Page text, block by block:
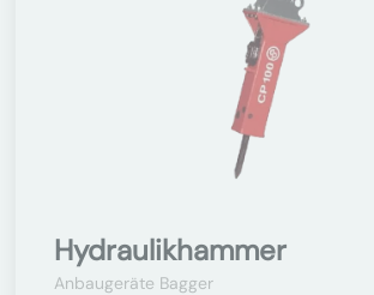
Hydraulikhammer
Anbaugeräte Bagger